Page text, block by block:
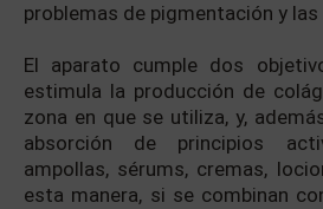
problemas de pigmentación y las
El aparato cumple dos
estimula la producción de
zona en que se utiliza, y,
absorción de principios
ampollas, sérums, cremas,
esta manera, si se combinan